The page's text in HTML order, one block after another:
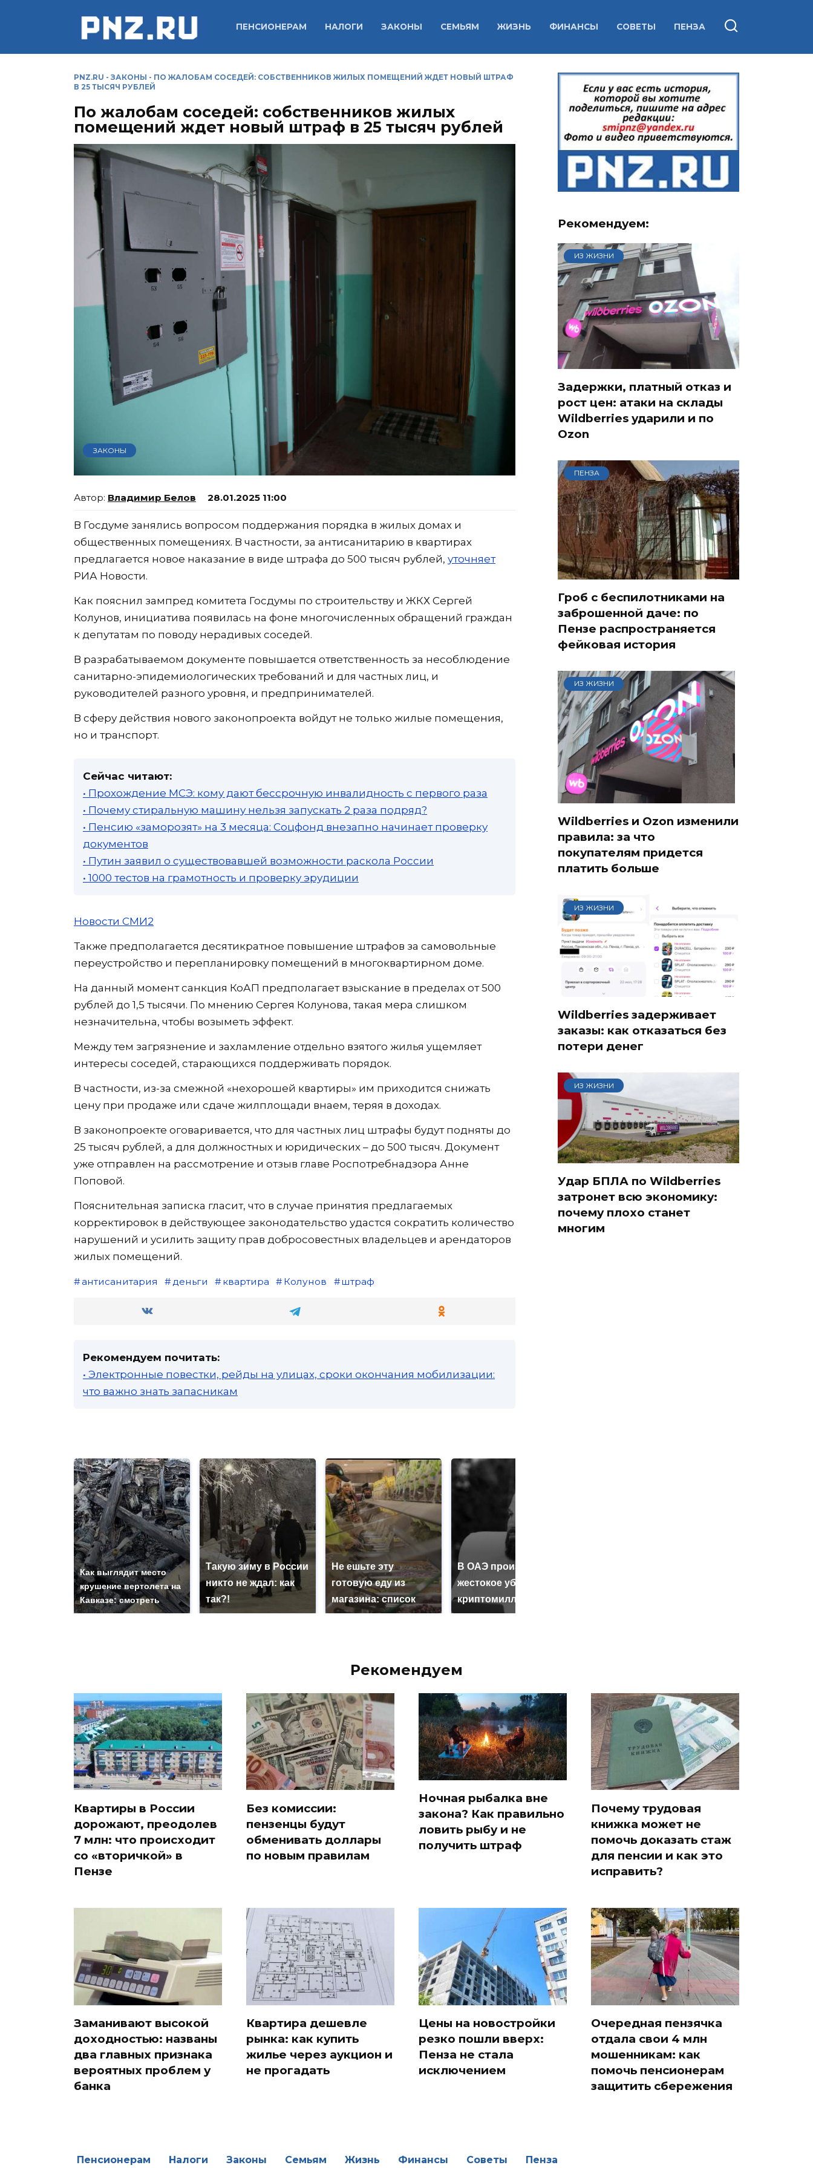
ПЕНСИОНЕРАМ НАЛОГИ ЗАКОНЫ СЕМЬЯМ ЖИЗНЬ ФИНАНСЫ СОВЕТЫ ПЕНЗА
PNZ.RU - ЗАКОНЫ - ПО ЖАЛОБАМ СОСЕДЕЙ: СОБСТВЕННИКОВ ЖИЛЫХ ПОМЕЩЕНИЙ ЖДЕТ НОВЫЙ ШТРАФ
В 25 ТЫСЯЧ РУБЛЕЙ
По жалобам соседей: собственников жилых
помещений ждет новый штраф в 25 тысяч рублей
ЗАКОНЫ
Владимир Белов 28.01.2025 11:00
В Госдуме занялись вопросом поддержания порядка в жилых домах и
общественных помещениях. В частности, за антисанитарию в квартирах
предлагается новое наказание в виде штрафа до 500 тысяч рублей, уточняет
РИА Новости.
Как пояснил зампред комитета Госдумы по строительству и ЖКХ Сергей
Колунов, инициатива появилась на фоне многочисленных обращений граждан
к депутатам по поводу нерадивых соседей.
В разрабатываемом документе повышается ответственность за несоблюдение
санитарно-эпидемиологических требований и для частных лиц, и
руководителей разного уровня, и предпринимателей.
В сферу действия нового законопроекта войдут не только жилые помещения,
но и транспорт.
Сейчас читают:
• Прохождение МСЭ: кому дают бессрочную инвалидность с первого раза
• Почему стиральную машину нельзя запускать 2 раза подряд?
• Пенсию «заморозят» на 3 месяца: Соцфонд внезапно начинает проверку
документов
• Путин заявил о существовавшей возможности раскола России
• 1000 тестов на грамотность и проверку эрудиции
Новости СМИ2
Также предполагается десятикратное повышение штрафов за самовольные
переустройство и перепланировку помещений в многоквартирном доме.
На данный момент санкция КоАП предполагает взыскание в пределах от 500
рублей до 1,5 тысячи. По мнению Сергея Колунова, такая мера слишком
незначительна, чтобы возыметь эффект.
Между тем загрязнение и захламление отдельно взятого жилья ущемляет
интересы соседей, старающихся поддерживать порядок.
В частности, из-за смежной «нехорошей квартиры» им приходится снижать
цену при продаже или сдаче жилплощади внаем, теряя в доходах.
В законопроекте оговаривается, что для частных лиц штрафы будут подняты до
25 тысяч рублей, а для должностных и юридических – до 500 тысяч. Документ
уже отправлен на рассмотрение и отзыв главе Роспотребнадзора Анне
Поповой.
Пояснительная записка гласит, что в случае принятия предлагаемых
корректировок в действующее законодательство удастся сократить количество
нарушений и усилить защиту прав добросовестных владельцев и арендаторов
жилых помещений.
антисанитария деньги квартира Колунов штраф
Рекомендуем почитать:
• Электронные повестки, рейды на улицах, сроки окончания мобилизации:
что важно знать запасникам
Как выглядит место
крушение вертолета на
Кавказе: смотреть
Такую зиму в России
никто не ждал: как
так?!
Не ешьте эту
готовую еду из
магазина: список
В ОАЭ произошло
жестокое убийство
криптомиллионера
Рекомендуем:
ИЗ ЖИЗНИ
Задержки, платный отказ и
рост цен: атаки на склады
Wildberries ударили и по
Ozon
ПЕНЗА
Гроб с беспилотниками на
заброшенной даче: по
Пензе распространяется
фейковая история
ИЗ ЖИЗНИ
Wildberries и Ozon изменили
правила: за что
покупателям придется
платить больше
ИЗ ЖИЗНИ
Wildberries задерживает
заказы: как отказаться без
потери денег
ИЗ ЖИЗНИ
Удар БПЛА по Wildberries
затронет всю экономику:
почему плохо станет
многим
Рекомендуем
Квартиры в России
дорожают, преодолев
7 млн: что происходит
со «вторичкой» в
Пензе
Без комиссии:
пензенцы будут
обменивать доллары
по новым правилам
Ночная рыбалка вне
закона? Как правильно
ловить рыбу и не
получить штраф
Почему трудовая
книжка может не
помочь доказать стаж
для пенсии и как это
исправить?
Заманивают высокой
доходностью: названы
два главных признака
вероятных проблем у
банка
Квартира дешевле
рынка: как купить
жилье через аукцион и
не прогадать
Цены на новостройки
резко пошли вверх:
Пенза не стала
исключением
Очередная пензячка
отдала свои 4 млн
мошенникам: как
помочь пенсионерам
защитить сбережения
Пенсионерам Налоги Законы Семьям Жизнь Финансы Советы Пенза